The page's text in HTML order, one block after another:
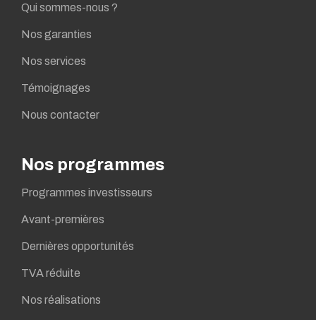
Qui sommes-nous ?
Nos garanties
Nos services
Témoignages
Nous contacter
Nos programmes
Programmes investisseurs
Avant-premières
Dernières opportunités
TVA réduite
Nos réalisations